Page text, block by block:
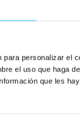
personalizar el
el uso que haga
que les